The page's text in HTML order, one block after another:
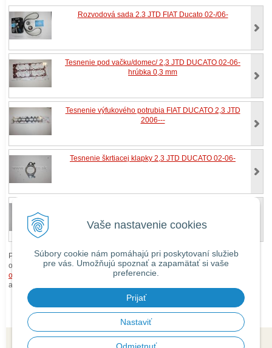
Vaše nastavenie cookies
Súbory cookie nám pomáhajú pri poskytovaní služieb
pre vás. Umožňujú spoznať a zapamätať si vaše
preferencie.
Prijať
Nastaviť
Rozvodová sada 2.3 JTD FIAT Ducato 02-/06-
Tesnenie pod vačku/domec/ 2,3 JTD DUCATO 02-06-
hrúbka 0,3 mm
Tesnenie výfukového potrubia FIAT DUCATO 2,3 JTD
2006---
Tesnenie škrtiacej klapky 2,3 JTD DUCATO 02-06-
Pri zaslaní tovaru mimo územia Slovenskej republiky budú ku každej
objednávke prirátanénáklady na dopravu mimo územia SR podľa
obchodných podmienok
. O cene Vás budeme vopred informovať telefonicky
alebo e-mailom.